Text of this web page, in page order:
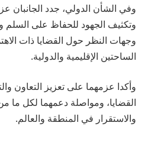
وفي الشأن الدولي، جدد الجانبان
وتكثيف الجهود للحفاظ على السلم
وجهات النظر حول القضايا ذات
الساحتين الإقليمية والدولية.
وأكدا عزمهما على تعزيز التعاون
القضايا، ومواصلة دعمهما لكل ما
والاستقرار في المنطقة والعالم.